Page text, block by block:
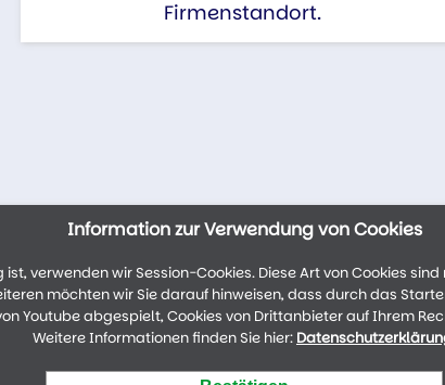
Firmenstandort.
Information zur Verwendung von Cookies
verwenden wir Session-Cookies. Diese Art von Cookies
möchten wir Sie darauf hinweisen, dass durch das
Youtube abgespielt, Cookies von Drittanbieter auf Ihrem
Weitere Informationen finden Sie hier: